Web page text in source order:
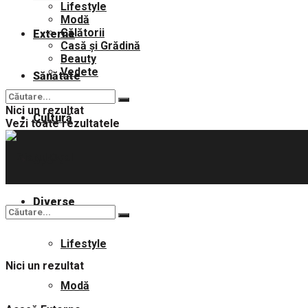
Externe
Sănătate
Cultură
Diverse
Lifestyle
Modă
Lifestyle
Modă
Călătorii
Casă și Grădină
Beauty
Vedete
Nici un rezultat
Vezi toate rezultatele
Nici un rezultat